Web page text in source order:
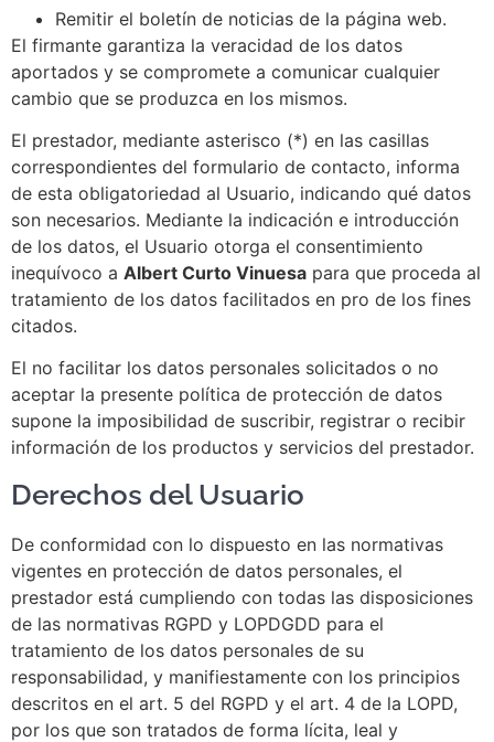
Remitir el boletín de noticias de la página web.
El firmante garantiza la veracidad de los datos
aportados y se compromete a comunicar cualquier
cambio que se produzca en los mismos.
El prestador, mediante asterisco (*) en las casillas
correspondientes del formulario de contacto, informa
de esta obligatoriedad al Usuario, indicando qué datos
son necesarios. Mediante la indicación e introducción
de los datos, el Usuario otorga el consentimiento
inequívoco a Albert Curto Vinuesa para que proceda al
tratamiento de los datos facilitados en pro de los fines
citados.
El no facilitar los datos personales solicitados o no
aceptar la presente política de protección de datos
supone la imposibilidad de suscribir, registrar o recibir
información de los productos y servicios del prestador.
Derechos del Usuario
De conformidad con lo dispuesto en las normativas
vigentes en protección de datos personales, el
prestador está cumpliendo con todas las disposiciones
de las normativas RGPD y LOPDGDD para el
tratamiento de los datos personales de su
responsabilidad, y manifiestamente con los principios
descritos en el art. 5 del RGPD y el art. 4 de la LOPD,
por los que son tratados de forma lícita, leal y